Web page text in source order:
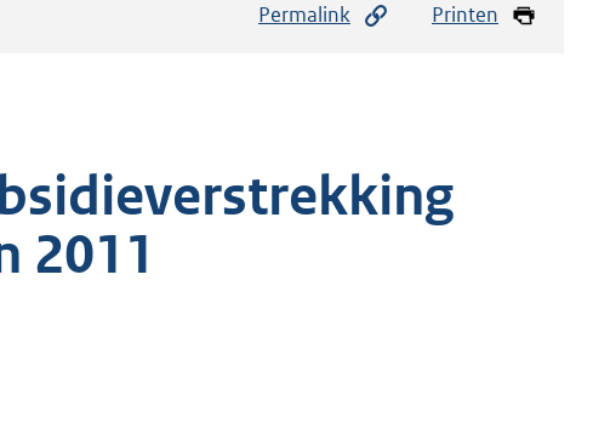
Permalink Printen
2011